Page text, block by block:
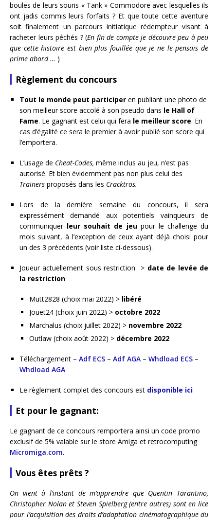
boules de leurs souris « Tank » Commodore avec lesquelles ils
ont jadis commis leurs forfaits ? Et que toute cette aventure
soit finalement un parcours initiatique rédempteur visant à
racheter leurs péchés ? (En fin de compte je découvre peu à peu
que cette histoire est bien plus fouillée que je ne le pensais de
prime abord … )
Règlement du concours
Tout le monde peut participer en publiant une photo de
son meilleur score accolé à son pseudo dans le Hall of
Fame. Le gagnant est celui qui fera le meilleur score. En
cas d’égalité ce sera le premier à avoir publié son score qui
l’emportera.
L’usage de Cheat-Codes, même inclus au jeu, n’est pas
autorisé. Et bien évidemment pas non plus celui des
Trainers proposés dans les Cracktros.
Lors de la dernière semaine du concours, il sera
expressément demandé aux potentiels vainqueurs de
communiquer leur souhait de jeupour le challenge du
mois suivant, à l’exception de ceux ayant déjà choisi pour
un des 3 précédents (voir liste ci-dessous).
Joueur actuellement sous restriction > date de levée de
la restriction
Mutt2828 (choix mai 2022) > libéré
Jouet24 (choix juin 2022) > octobre 2022
Marchalus (choix juillet 2022) > novembre 2022
Outlaw (choix août 2022) > décembre 2022
Téléchargement – Adf ECS – Adf AGA – Whdload ECS –
Whdload AGA
Le règlement complet des concours est disponible ici
Et pour le gagnant:
Le gagnant de ce concours remportera ainsi un code promo
exclusif de 5% valable sur le store Amiga et retrocomputing
Micromiga.com.
Vous êtes prêts ?
On vient à l’instant de m’apprendre que Quentin Tarantino,
Christopher Nolan et Steven Spielberg (entre autres) sont en lice
pour l’acquisition des droits d’adaptation cinématographique du